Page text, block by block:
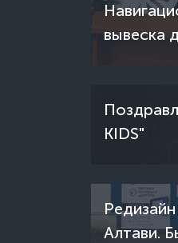
вывеска
копилку
KIDS"
Алтави.